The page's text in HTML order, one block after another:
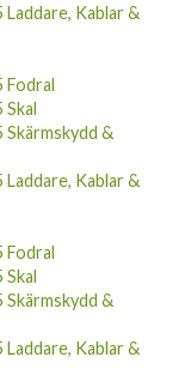
Laddare, Kablar &
Fodral
Skal
Skärmskydd &
Laddare, Kablar &
Fodral
Skal
Skärmskydd &
Laddare, Kablar &